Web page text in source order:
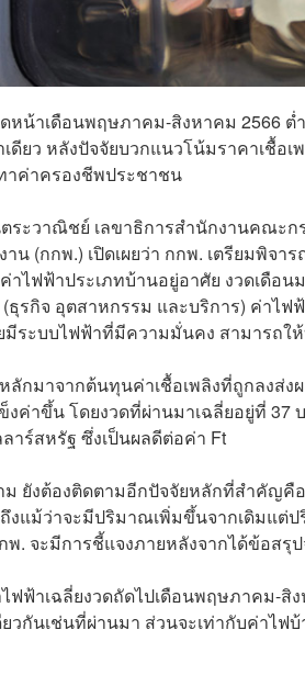
หน้าเดือนพฤษภาคม-สิงหาคม 2566
เดียว หลังปัจจัยบวกแนวโน้มราคาเชื้อ
าค่าครองชีพประชาชน
ระวาณิชย์ เลขาธิการสำนักงานคณะ
าน (กกพ.) เปิดเผยว่า กกพ. เตรียมพิจ
าไฟฟ้าประเภทบ้านอยู่อาศัย งวดเดือ
ธุรกิจ อุตสาหกรรม และบริการ) ค่าไฟ
มีระบบไฟฟ้าที่มีความมั่นคง สามารถใ
ลักมาจากต้นทุนค่าเชื้อเพลิงที่ถูกลงส่
งค่าขึ้น โดยงวดที่ผ่านมาเฉลี่ยอยู่ที่
าร์สหรัฐ ซึ่งเป็นผลดีต่อค่า Ft
ม ยังต้องติดตามอีกปัจจัยหลักที่สำคัญคื
งแม้ว่าจะมีปริมาณเพิ่มขึ้นจากเดิมแต่
. จะมีการชี้แจงภายหลังจากได้ข้อสรุ
ไฟฟ้าเฉลี่ยงวดถัดไปเดือนพฤษภาคม-
ยวกันเช่นที่ผ่านมา ส่วนจะเท่ากับค่าไ